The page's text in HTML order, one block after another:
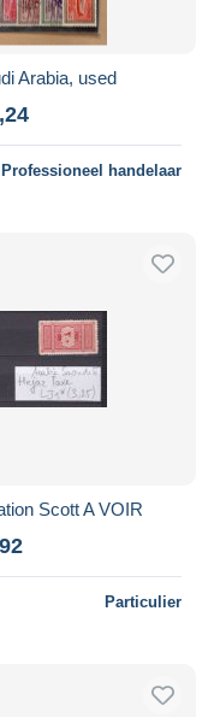
Arabia, used
Professioneel handelaar
Scott A VOIR
Particulier